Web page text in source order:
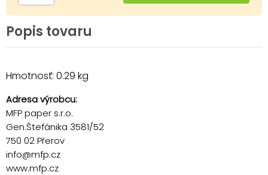
Popis tovaru
Hmotnosť: 0.29 kg
Adresa výrobcu:
MFP paper s.r.o.
Gen.Štefánika 3581/52
750 02 Přerov
info@mfp.cz
www.mfp.cz